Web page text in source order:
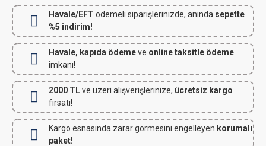
Havale/EFT ödemeli siparişlerinizde, anında sepette
%5 indirim!
Havale, kapıda ödemeve online taksitle ödeme
imkanı!
2000 TLve üzeri alışverişlerinize, ücretsiz kargo
fırsatı!
Kargo esnasında zarar görmesini engelleyen korumalı
paket!